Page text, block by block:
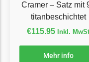
Begrenzungsdraht
Mowox
Mowox Messer
Begrenzungsdraht
Cramer – Satz mit
titanbeschichtet
€115.95 Inkl. MwSt
Mehr info